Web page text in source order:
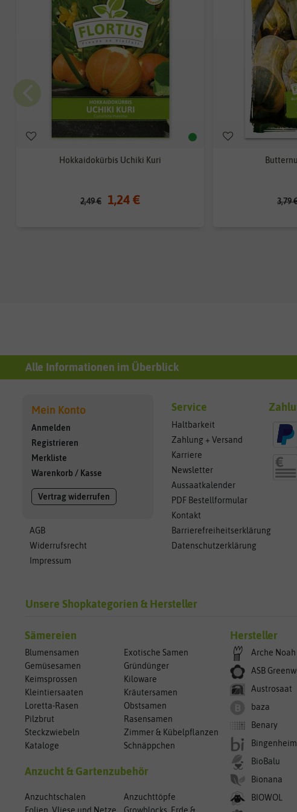
Hokkaidokürbis Uchiki Kuri
2,49 € 1,24 € 3,79
Alle Informationen im Überblick
Mein Konto
Anmelden
Registrieren
Merkliste
Warenkorb / Kasse
Vertrag widerrufen
AGB
Widerrufsrecht
Impressum
Service
Haltbarkeit
Zahlung + Versand
Karriere
Newsletter
Aussaatkalender
PDF Bestellformular
Kontakt
Barrierefreiheitserklärung
Datenschutzerklärung
Unsere Shopkategorien & Hersteller
Sämereien
Blumensamen
Exotische Samen
Gemüsesamen
Gründünger
Keimsprossen
Kiloware
Kleintiersaaten
Kräutersamen
Loretta-Rasen
Obstsamen
Pilzbrut
Rasensamen
Steckzwiebeln
Zimmer & Kübelpflanzen
Kataloge
Schnäppchen
Anzucht & Gartenzubehör
Anzuchtschalen
Anzuchttöpfe
Hersteller
Arche Noah
ASB
Austrosaat
baza
Benary
BioBalu
Bionana
BIOWOL